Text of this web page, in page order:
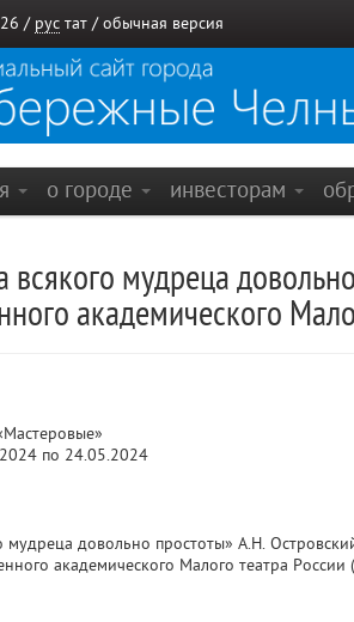
/ рус тат / обычная версия
о городе инвесторам
мудреца
академического
по 24.05.2024
мудреца довольно простоты» А.Н.
академического Малого театра России